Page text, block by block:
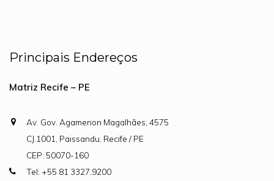
Principais Endereços
Matriz Recife – PE
Av. Gov. Agamenon Magalhães, 4575
CJ.1001, Paissandu, Recife / PE
CEP: 50070-160
Tel: +55 81 3327.9200